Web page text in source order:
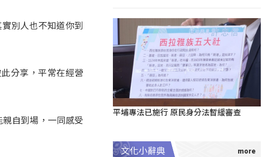
別人也不知道你到
分享，平常在經營
自到場，一同感受
平埔專法已施行 原民身分法暫緩審查
文化小辭典